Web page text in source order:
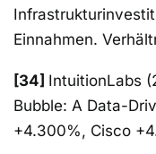
Einnahmen.
[34] IntuitionLabs
Bubble: A Data-
+4.300%, Cisco